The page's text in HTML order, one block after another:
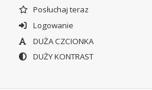
Posłuchaj teraz
Logowanie
DUŻA CZCIONKA
DUŻY KONTRAST